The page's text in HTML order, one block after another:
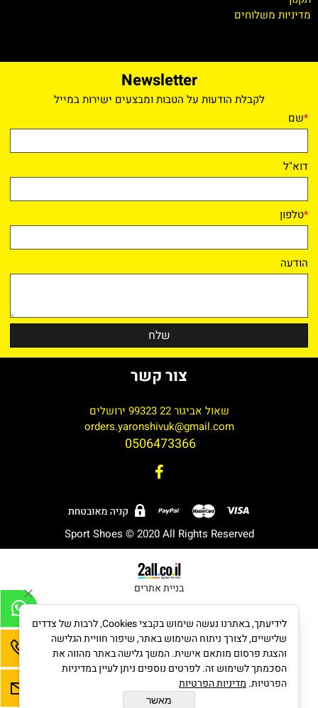
מדיניות משלוחים
Newsletter
לקבלת הודעות על הטבות ומבצעים ישירות במייל
*שם
דוא"ל
*טלפון
הודעה
צור קשר
שאול אביגור 22 99323 ירושלים
orders.yaronshivuk@gmail.com
0506473366
Sport Shoes © 2020 All Rights Reserved
בניית אתרים
לידיעתך, באתרנו נעשה שימוש בקבצי Cookies, לרבות של צדדים
שלישיים, לצורך ניתוח השימוש באתר, שיפור חוויית הגלישה
והצגת פרסום מותאם אישית. המשך גלישה באתר מהווה את
הסכמתך לשימוש זה. לפרטים נוספים ניתן לעיין במדיניות
הפרטיות. מדיניות הפרטיות
מאשר